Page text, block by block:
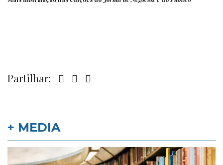
Partilhar:
+ MEDIA